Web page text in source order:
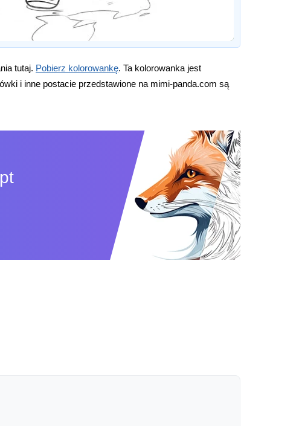
tutaj. Pobierz kolorowankę. Ta kolorowanka jest
i inne postacie przedstawione na mimi-panda.com są